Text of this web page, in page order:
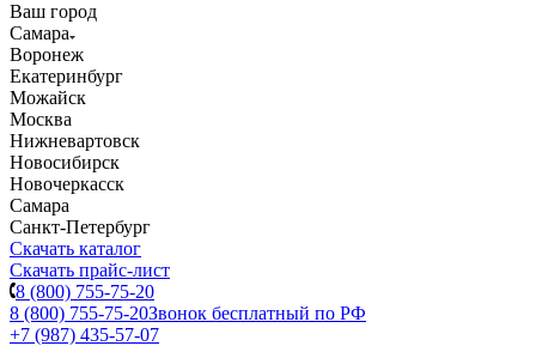
Ваш город
Самара
Воронеж
Екатеринбург
Можайск
Москва
Нижневартовск
Новосибирск
Новочеркасск
Самара
Санкт-Петербург
Скачать каталог
Скачать прайс-лист
8 (800) 755-75-20
8 (800) 755-75-20Звонок бесплатный по РФ
+7 (987) 435-57-07